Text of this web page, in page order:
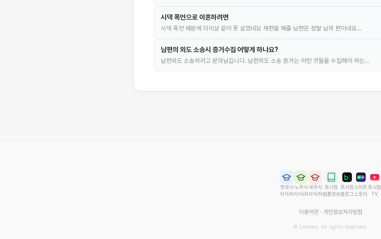
시댁 폭언으로 이혼하려면
시댁 폭언 때문에 더이상 같이 못 살겠네요 제편을 해줄 남편은 정말 남의 편이네요…
남편의 외도 소송시 증거수집 어떻게 하나요?
남편외도 소송하려고 문의남깁니다. 남편외도 소송 증거는 어떤 것들을 수집해야 하는…
변호사
지식iN
노무사
지식iN
세무사
지식iN
로시컴
법률정보
로시컴
블로그
스마트
스토어
로시컴
TV
이용약관· 개인정보처리방침
© Lawsee. All rights reserved.